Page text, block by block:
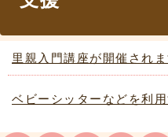
里親入門講座が開催されま
ベビーシッターなどを利